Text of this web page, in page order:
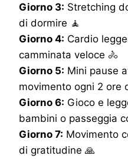
Giorno 3: Stretching
di dormire 🧘
Giorno 4: Cardio
camminata veloce 🚴
Giorno 5: Mini pause
movimento ogni 2 ore
Giorno 6: Gioco e
bambini o passeggia
Giorno 7: Movimento
di gratitudine 🙏